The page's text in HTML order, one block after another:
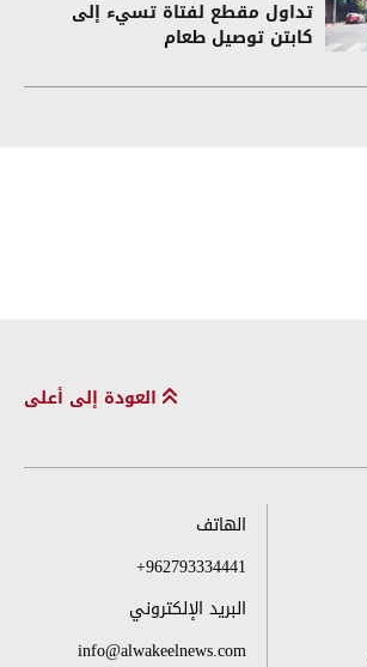
تداول مقطع لفتاة تسيء إلى
كابتن توصيل طعام
العودة إلى أعلى
الهاتف
+962793334441
البريد الإلكتروني
info@alwakeelnews.com